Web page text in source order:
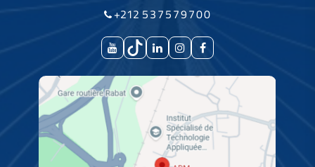
+212 537579700